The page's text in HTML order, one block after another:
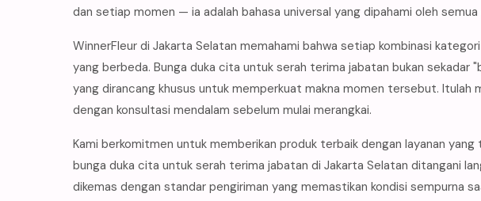
dan setiap momen — ia adalah bahasa universal yang dipahami oleh
WinnerFleur di Jakarta Selatan memahami bahwa setiap kombinasi
yang berbeda. Bunga duka cita untuk serah terima jabatan bukan sekadar
yang dirancang khusus untuk memperkuat makna momen tersebut. Itulah
dengan konsultasi mendalam sebelum mulai merangkai.
Kami berkomitmen untuk memberikan produk terbaik dengan layanan
bunga duka cita untuk serah terima jabatan di Jakarta Selatan ditangani
dikemas dengan standar pengiriman yang memastikan kondisi sempurna